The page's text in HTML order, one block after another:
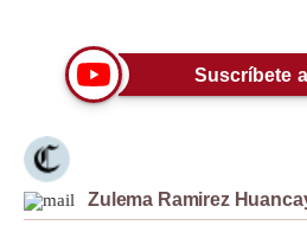
Mundo
México
España
Suscríbete
Zulema Ramirez